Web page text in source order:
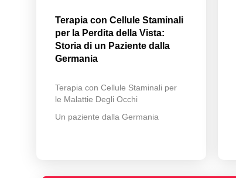
Terapia con Cellule Staminali
per la Perdita della Vista:
Storia di un Paziente dalla
Germania
Terapia con Cellule Staminali per
le Malattie Degli Occhi
Un paziente dalla Germania